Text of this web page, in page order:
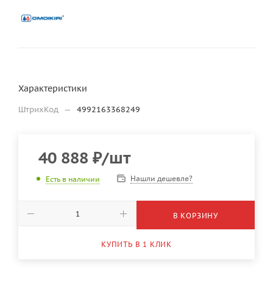
Характеристики
ШтрихКод — 4992163368249
40 888 ₽/шт
Есть в наличии Нашли дешевле?
В КОРЗИНУ
КУПИТЬ В 1 КЛИК